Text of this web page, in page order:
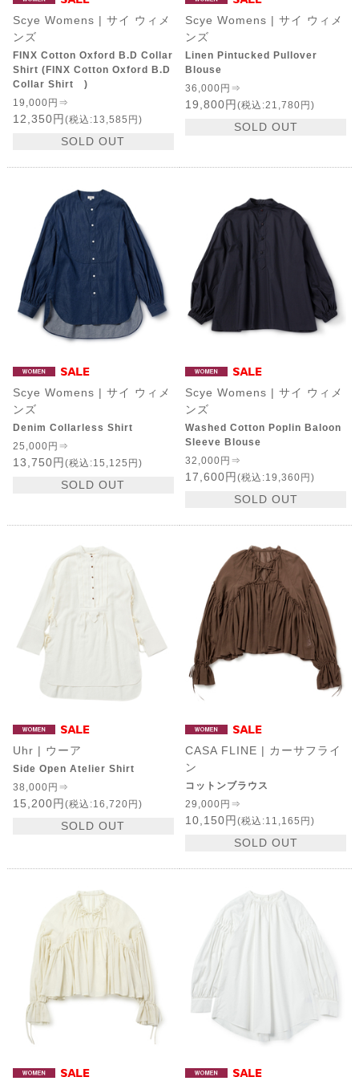
Scye Womens | サイ ウィメ
ンズ
FINX Cotton Oxford B.D Collar
Shirt (FINX Cotton Oxford B.D
Collar Shirt )
19,000円⇒
12,350円 (税込:13,585円)
SOLD OUT
Scye Womens | サイ ウィメ
ンズ
Linen Pintucked Pullover
Blouse
36,000円⇒
19,800円 (税込:21,780円)
SOLD OUT
Scye Womens | サイ ウィメ
ンズ
Denim Collarless Shirt
25,000円⇒
13,750円 (税込:15,125円)
SOLD OUT
Scye Womens | サイ ウィメ
ンズ
Washed Cotton Poplin Baloon
Sleeve Blouse
32,000円⇒
17,600円 (税込:19,360円)
SOLD OUT
Uhr | ウーア
Side Open Atelier Shirt
38,000円⇒
15,200円 (税込:16,720円)
SOLD OUT
CASA FLINE | カーサフライ
ン
コットンブラウス
29,000円⇒
10,150円 (税込:11,165円)
SOLD OUT